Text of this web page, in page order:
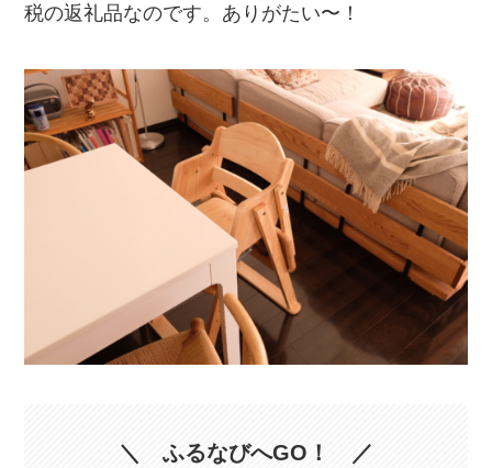
税の返礼品なのです。ありがたい〜！
＼ ふるなびへGO！ ／